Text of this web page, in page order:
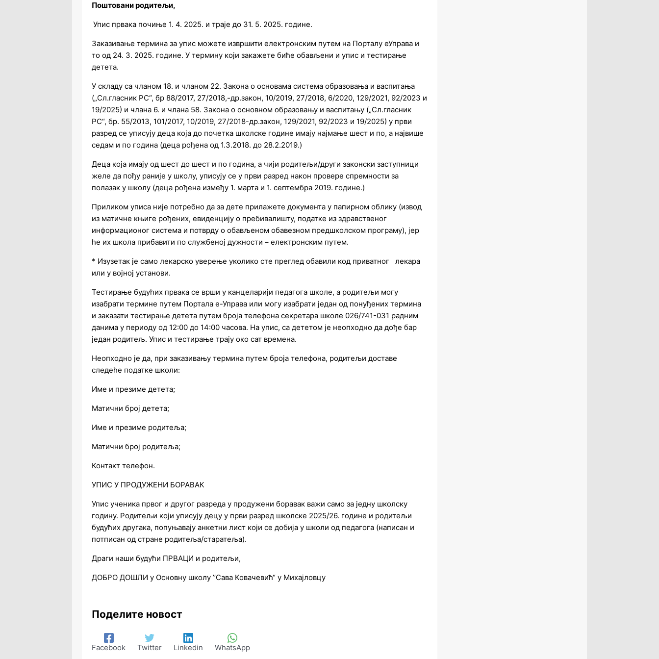
Поштовани родитељи,
Упис првака почиње 1. 4. 2025. и траје до 31. 5. 2025. године.
Заказивање термина за упис можете извршити електронским путем на Порталу еУправа и
то од 24. 3. 2025. године. У термину који закажете биће обављени и упис и тестирање
детета.
У складу са чланом 18. и чланом 22. Закона о основама система образовања и васпитања
(„Сл.гласник РС“, бр 88/2017, 27/2018,-др.закон, 10/2019, 27/2018, 6/2020, 129/2021, 92/2023 и
19/2025) и члана 6. и члана 58. Закона о основном образовању и васпитању („Сл.гласник
РС“, бр. 55/2013, 101/2017, 10/2019, 27/2018-др.закон, 129/2021, 92/2023 и 19/2025) у први
разред се уписују деца која до почетка школске године имају најмање шест и по, а највише
седам и по година (деца рођена од 1.3.2018. до 28.2.2019.)
Деца која имају од шест до шест и по година, а чији родитељи/други законски заступници
желе да пођу раније у школу, уписују се у први разред након провере спремности за
полазак у школу (деца рођена између 1. марта и 1. септембра 2019. године.)
Приликом уписа није потребно да за дете прилажете документа у папирном облику (извод
из матичне књиге рођених, евиденцију о пребивалишту, податке из здравственог
информационог система и потврду о обављеном обавезном предшколском програму), јер
ће их школа прибавити по службеној дужности – електронским путем.
* Изузетак је само лекарско уверење уколико сте преглед обавили код приватног лекара
или у војној установи.
Тестирање будућих првака се врши у канцеларији педагога школе, а родитељи могу
изабрати термине путем Портала е-Управа или могу изабрати један од понуђених термина
и заказати тестирање детета путем броја телефона секретара школе 026/741-031 радним
данима у периоду од 12:00 до 14:00 часова. На упис, са дететом је неопходно да дође бар
један родитељ. Упис и тестирање трају око сат времена.
Неопходно је да, при заказивању термина путем броја телефона, родитељи доставе
следеће податке школи:
Име и презиме детета;
Матични број детета;
Име и презиме родитеља;
Матични број родитеља;
Контакт телефон.
УПИС У ПРОДУЖЕНИ БОРАВАК
Упис ученика првог и другог разреда у продужени боравак важи само за једну школску
годину. Родитељи који уписују децу у први разред школске 2025/26. године и родитељи
будућих другака, попуњавају анкетни лист који се добија у школи од педагога (написан и
потписан од стране родитеља/старатеља).
Драги наши будући ПРВАЦИ и родитељи,
ДОБРО ДОШЛИ у Основну школу ’’Сава Ковачевић“ у Михајловцу
Поделите новост
Facebook Twitter Linkedin WhatsApp